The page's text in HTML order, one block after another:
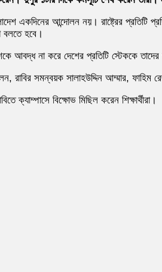
একদিনের আন্দোলন নয়। রাষ্ট্রের
বলতে হবে।
আবদ্ধ না করে দেশের প্রতিটি স্টেককে
রাবির সমন্বয়ক সালাহউদ্দিন আম্মার, ফাহিম
ক্যাম্পাসে বিক্ষোভ মিছিল করেন শিক্ষার্থীরা।